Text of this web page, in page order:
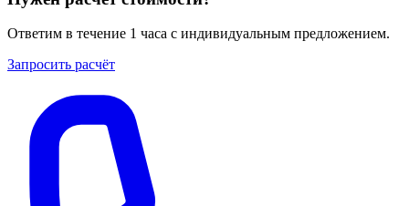
Ответим в течение 1 часа с индивидуальным предложением.
Запросить расчёт